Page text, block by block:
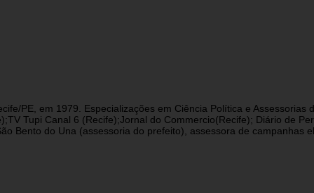
PE, em 1979. Especializações em Ciência Política e
Tupi Canal 6 (Recife);Jornal do Commercio(Recife); Diário de
do Una (assessoria do prefeito), assessora de campanhas